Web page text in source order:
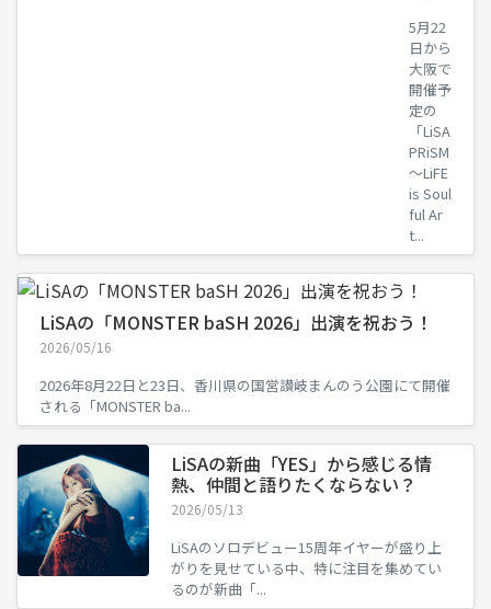
5月22
日から
大阪で
開催予
定の
「LiSA
PRiSM
～LiFE
is Soul
ful Ar
t...
LiSAの「MONSTER baSH 2026」出演を祝おう！
2026/05/16
2026年8月22日と23日、香川県の国営讃岐まんのう公園にて開催
される「MONSTER ba...
LiSAの新曲「YES」から感じる情
熱、仲間と語りたくならない？
2026/05/13
LiSAのソロデビュー15周年イヤーが盛り上
がりを見せている中、特に注目を集めてい
るのが新曲「...